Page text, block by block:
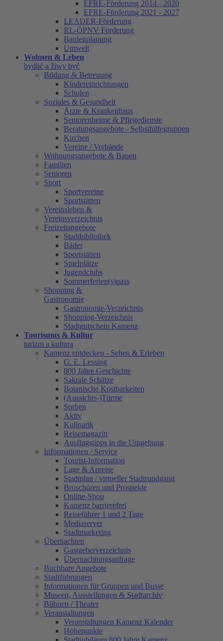
EFRE-Förderung 2014 - 2020
EFRE-Förderung 2021 - 2027
LEADER-Förderung
RL-ÖPNV Förderung
Bauleitplanung
Umwelt
Wohnen & Leben
bydlić a žiwy być
Bildung & Betreuung
Kindereinrichtungen
Schulen
Soziales & Gesundheit
Ärzte & Krankenhaus
Seniorenheime & Pflegedienste
Beratungsangebote - Selbsthilfegruppen
Kirchen
Vereine / Verbände
Wohnungsangebote & Bauen
Familien
Senioren
Sport
Sportvereine
Sportstätten
Vereinsleben &
Vereinsverzeichnis
Freizeitangebote
Stadtbibliothek
Bäder
Sportstätten
Spielplätze
Jugendclubs
Sommerferien(s)pass
Shopping &
Gastronomie
Gastronomie-Verzeichnis
Shopping-Verzeichnis
Stadtgutschein Kamenz
Tourismus & Kultur
turizm a kultura
Kamenz entdecken - Sehen & Erleben
G. E. Lessing
800 Jahre Geschichte
Sakrale Schätze
Botanische Kostbarkeiten
(Aussichts-)Türme
Sorben
Aktiv
Kulinarik
Reisemagazin
Ausflugstipps in die Umgebung
Informationen / Service
Tourist-Information
Lage & Anreise
Stadtplan / virtueller Stadtrundgang
Broschüren und Prospekte
Online-Shop
Kamenz barrierefrei
Reiseführer 1 und 2 Tage
Mediaserver
Stadtmarketing
Übernachten
Gastgeberverzeichnis
Übernachtungsanfrage
Buchbare Angebote
Stadtführungen
Informationen für Gruppen und Busse
Museen, Ausstellungen & Stadtarchiv
Bühnen / Theater
Veranstaltungen
Veranstaltungen Kamenz Kalender
Höhepunkte